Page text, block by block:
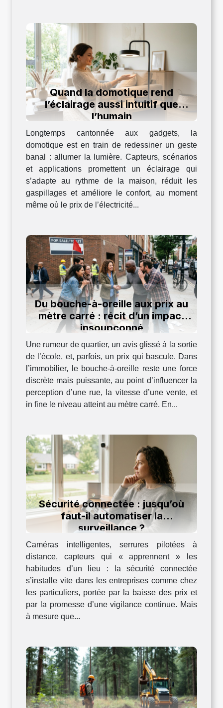
Quand la domotique rend
l’éclairage aussi intuitif que
l’humain
Longtemps cantonnée aux gadgets, la
domotique est en train de redessiner un geste
banal : allumer la lumière. Capteurs, scénarios
et applications promettent un éclairage qui
s’adapte au rythme de la maison, réduit les
gaspillages et améliore le confort, au moment
même où le prix de l’électricité...
Du bouche-à-oreille aux prix au
mètre carré : récit d’un impact
insoupçonné
Une rumeur de quartier, un avis glissé à la sortie
de l’école, et, parfois, un prix qui bascule. Dans
l’immobilier, le bouche-à-oreille reste une force
discrète mais puissante, au point d’influencer la
perception d’une rue, la vitesse d’une vente, et
in fine le niveau atteint au mètre carré. En...
Sécurité connectée : jusqu’où
faut-il automatiser la
surveillance ?
Caméras intelligentes, serrures pilotées à
distance, capteurs qui « apprennent » les
habitudes d’un lieu : la sécurité connectée
s’installe vite dans les entreprises comme chez
les particuliers, portée par la baisse des prix et
par la promesse d’une vigilance continue. Mais
à mesure que...